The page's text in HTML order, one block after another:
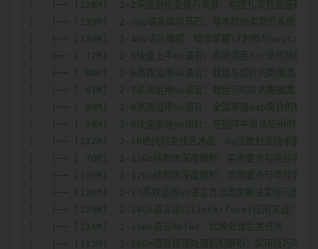
│   ├── [120M]  2-2深度剖析变量与常量：构建扎实数据基础
│   ├── [139M]  2-3Go语言编程基石：基本数据类型的系统讲解
│   ├── [130M]  2-4Go语言编程：精准掌握if判断与Switch选
│   ├── [ 17M]  2-5快速上手Go语言：高效运用for迭代执行
│   ├── [ 88M]  2-6高效运用Go语言：数组与切片的数据类型实
│   ├── [ 91M]  2-7高效运用Go语言：数组与切片的数据类型实
│   ├── [ 89M]  2-8高效运用Go语言：全面掌握map集合的数据
│   ├── [ 59M]  2-9快速掌握Go指针：在程序中灵活应用的技巧
│   ├── [117M]  2-10把代码变成艺术品：Go函数封装技术解析
│   ├── [ 70M]  2-11Go结构体深度解析：实用要点与项目实战
│   ├── [105M]  2-12Go结构体深度解析：实用要点与项目实战
│   ├── [128M]  2-13高效运用Go语言方法类型解决实际问题
│   ├── [129M]  2-14Go语言接口(interface)应用实战：快速
│   ├── [114M]  2-15Go语言defer：优雅处理后置任务
│   ├── [113M]  2-16Go语言错误处理机制解析：实用技巧与方